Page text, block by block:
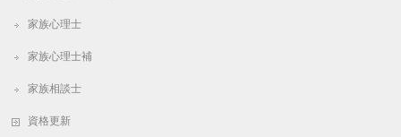
家族心理士
家族心理士補
家族相談士
資格更新